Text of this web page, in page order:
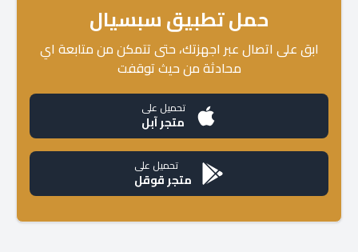
حمل تطبيق سبسيال
ابق على اتصال عبر اجهزتك، حتى تتمكن من متابعة اي
محادثة من حيث توقفت
تحميل على
متجر آبل
تحميل على
متجر قوقل